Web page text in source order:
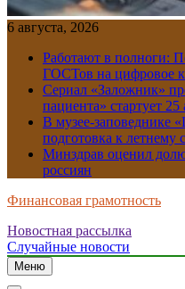
6 августа, 2026
Работают в полноги:
ГОСТов на цифровое
Сериал «Заложник»
пациента» стартует
В музее-заповеднике
подготовка к летнему
Минздрав оценил
россиян
Финансовая грамотность
Новостная рассылка
Случайные новости
Меню